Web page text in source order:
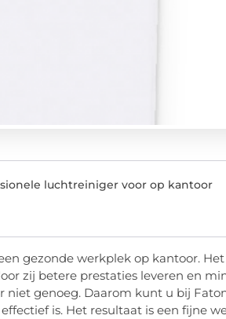
luchtreiniger voor op kantoor
gezonde werkplek op kantoor.
zij betere prestaties leveren en
genoeg. Daarom kunt u bij
is. Het resultaat is een fijne